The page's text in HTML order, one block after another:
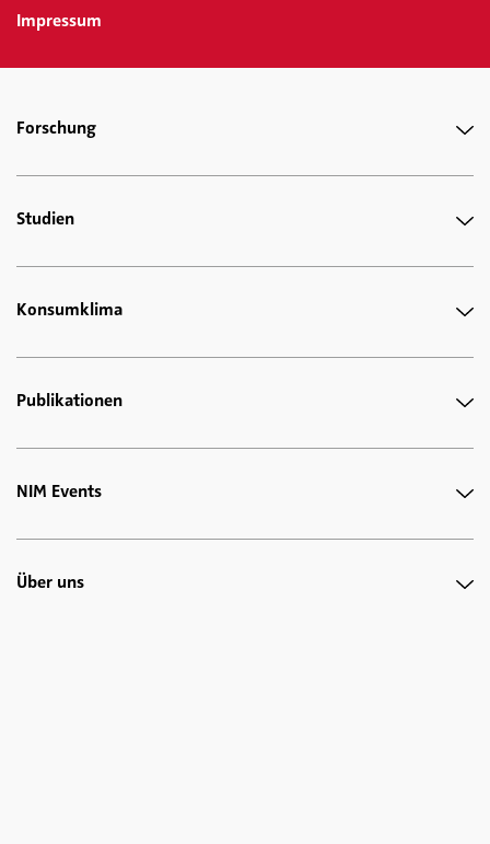
Impressum
Forschung
Studien
Konsumklima
Publikationen
NIM Events
Über uns